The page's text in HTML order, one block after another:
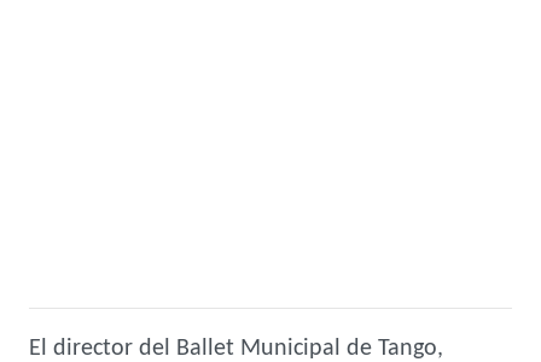
El director del Ballet Municipal de Tango,